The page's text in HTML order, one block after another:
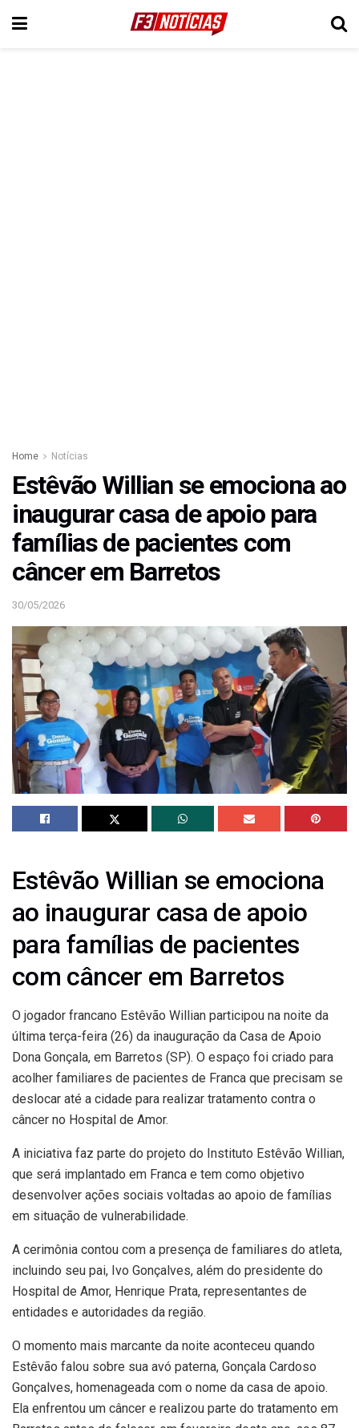
Home Notícias
Estêvão Willian se emociona ao
inaugurar casa de apoio para
famílias de pacientes com
câncer em Barretos
30/05/2026
Estêvão Willian se emociona
ao inaugurar casa de apoio
para famílias de pacientes
com câncer em Barretos
O jogador francano Estêvão Willian participou na noite da
última terça-feira (26) da inauguração da Casa de Apoio
Dona Gonçala, em Barretos (SP). O espaço foi criado para
acolher familiares de pacientes de Franca que precisam se
deslocar até a cidade para realizar tratamento contra o
câncer no Hospital de Amor.
A iniciativa faz parte do projeto do Instituto Estêvão Willian,
que será implantado em Franca e tem como objetivo
desenvolver ações sociais voltadas ao apoio de famílias
em situação de vulnerabilidade.
A cerimônia contou com a presença de familiares do atleta,
incluindo seu pai, Ivo Gonçalves, além do presidente do
Hospital de Amor, Henrique Prata, representantes de
entidades e autoridades da região.
O momento mais marcante da noite aconteceu quando
Estêvão falou sobre sua avó paterna, Gonçala Cardoso
Gonçalves, homenageada com o nome da casa de apoio.
Ela enfrentou um câncer e realizou parte do tratamento em